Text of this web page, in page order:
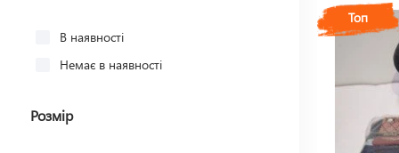
Розмір
В наявності
Немає в наявності
Топ